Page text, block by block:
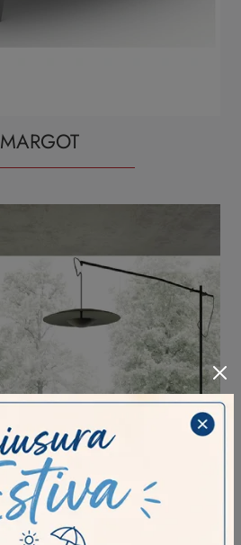
MARGOT